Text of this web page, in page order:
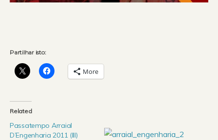
Partilhar isto:
More
Related
Passatempo Arraial
D’Engenharia 2011 (III)